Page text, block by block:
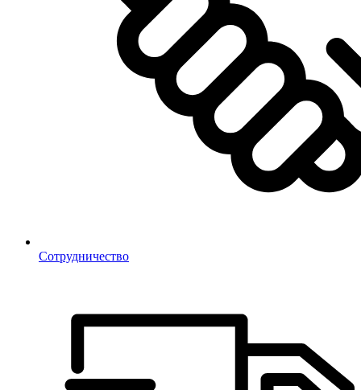
Сотрудничество